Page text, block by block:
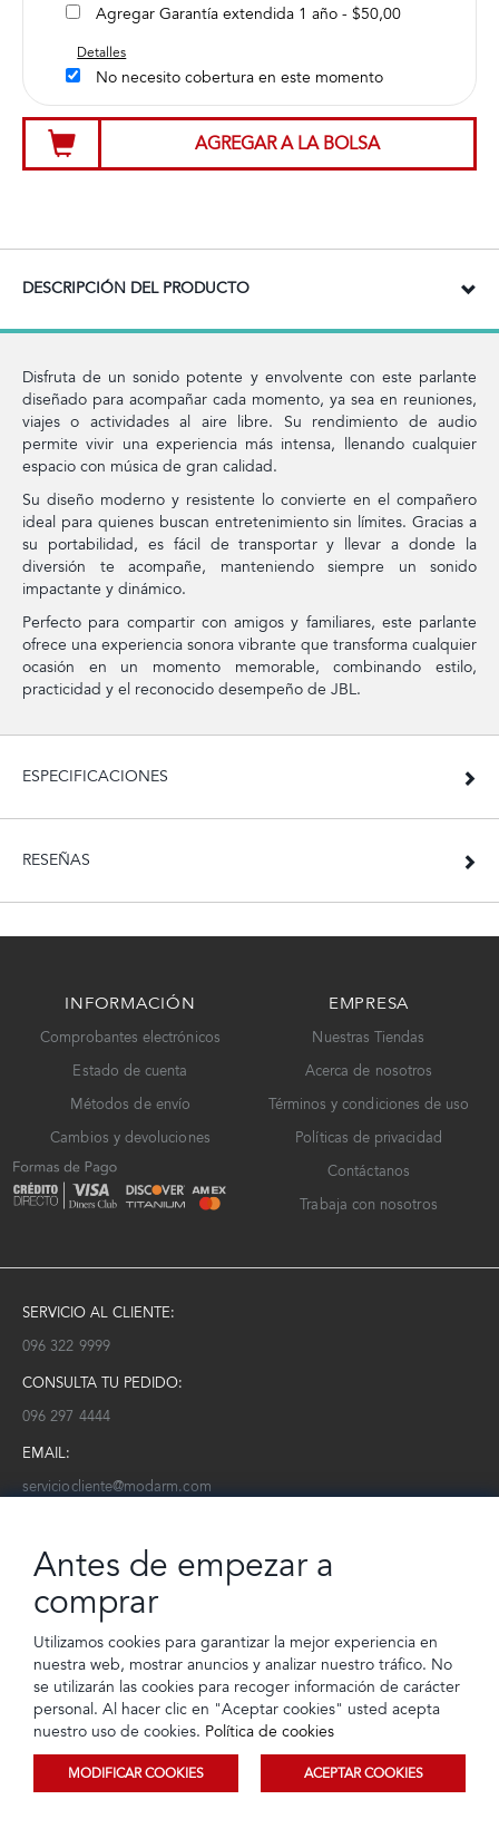
Agregar Garantía extendida 1 año - $50,00
Detalles
No necesito cobertura en este momento
AGREGAR A LA BOLSA
DESCRIPCIÓN DEL PRODUCTO
Disfruta de un sonido potente y envolvente con este parlante
diseñado para acompañar cada momento, ya sea en reuniones,
viajes o actividades al aire libre. Su rendimiento de audio
permite vivir una experiencia más intensa, llenando cualquier
espacio con música de gran calidad.
Su diseño moderno y resistente lo convierte en el compañero
ideal para quienes buscan entretenimiento sin límites. Gracias a
su portabilidad, es fácil de transportar y llevar a donde la
diversión te acompañe, manteniendo siempre un sonido
impactante y dinámico.
Perfecto para compartir con amigos y familiares, este parlante
ofrece una experiencia sonora vibrante que transforma cualquier
ocasión en un momento memorable, combinando estilo,
practicidad y el reconocido desempeño de JBL.
ESPECIFICACIONES
RESEÑAS
INFORMACIÓN
Comprobantes electrónicos
Estado de cuenta
Métodos de envío
Cambios y devoluciones
EMPRESA
Nuestras Tiendas
Acerca de nosotros
Términos y condiciones de uso
Políticas de privacidad
Contáctanos
Trabaja con nosotros
SERVICIO AL CLIENTE:
096 322 9999
CONSULTA TU PEDIDO:
096 297 4444
EMAIL:
serviciocliente@modarm.com
Conoce toda la información sobre últimas colecciones, eventos y
Subscríbete a nuestro newsletter
SUSCRIBIRSE
© 2023 TIENDEC S.A | Todos los derechos reservados
Antes de empezar a
comprar
Utilizamos cookies para garantizar la mejor experiencia en
nuestra web, mostrar anuncios y analizar nuestro tráfico. No
se utilizarán las cookies para recoger información de carácter
personal. Al hacer clic en "Aceptar cookies" usted acepta
nuestro uso de cookies. Política de cookies
MODIFICAR COOKIES ACEPTAR COOKIES